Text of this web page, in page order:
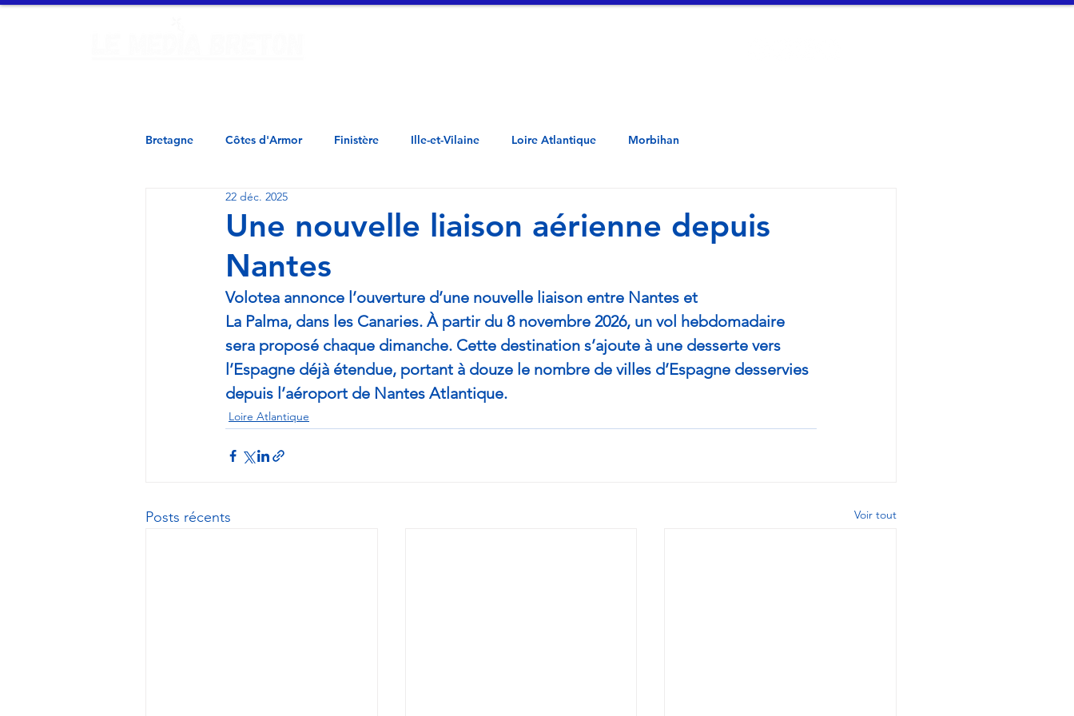
Bretagne Côtes d'Armor Finistère Ille-et-Vilaine Loire Atlantique Morbihan
Une nouvelle liaison aérienne depuis
Nantes
22 déc. 2025
Volotea annonce l’ouverture d’une nouvelle liaison entre Nantes et
La Palma, dans les Canaries. À partir du 8 novembre 2026, un vol hebdomadaire
sera proposé chaque dimanche. Cette destination s’ajoute à une desserte vers
l’Espagne déjà étendue, portant à douze le nombre de villes d’Espagne desservies
depuis l’aéroport de Nantes Atlantique.
Loire Atlantique
Posts récents Voir tout